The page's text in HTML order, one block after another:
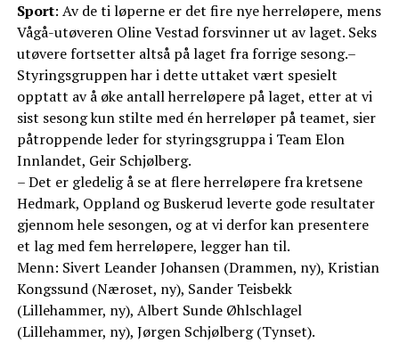
Sport: Av de ti løperne er det fire nye herreløpere, mens
Vågå-utøveren Oline Vestad forsvinner ut av laget. Seks
utøvere fortsetter altså på laget fra forrige sesong.–
Styringsgruppen har i dette uttaket vært spesielt
opptatt av å øke antall herreløpere på laget, etter at vi
sist sesong kun stilte med én herreløper på teamet, sier
påtroppende leder for styringsgruppa i Team Elon
Innlandet, Geir Schjølberg.
– Det er gledelig å se at flere herreløpere fra kretsene
Hedmark, Oppland og Buskerud leverte gode resultater
gjennom hele sesongen, og at vi derfor kan presentere
et lag med fem herreløpere, legger han til.
Menn: Sivert Leander Johansen (Drammen, ny), Kristian
Kongssund (Næroset, ny), Sander Teisbekk
(Lillehammer, ny), Albert Sunde Øhlschlagel
(Lillehammer, ny), Jørgen Schjølberg (Tynset).